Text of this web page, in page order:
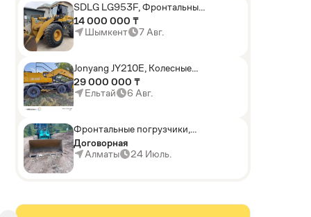
SDLG LG953F, Фронтальные
погрузчики
14 000 000 ₸
Шымкент
7 Авг.
Jonyang JY210E, Колесные
экскаваторы
29 000 000 ₸
Ельтай
6 Авг.
Фронтальные погрузчики,
Sunward ZYJ 320
Договорная
Алматы
24 Июль.